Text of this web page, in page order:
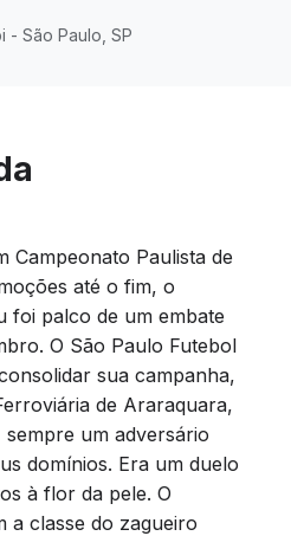
- São Paulo, SP
Campeonato Paulista de
até o fim, o
foi palco de um embate
O São Paulo Futebol
sua campanha,
de Araraquara,
um adversário
domínios. Era um duelo
à flor da pele. O
a classe do zagueiro